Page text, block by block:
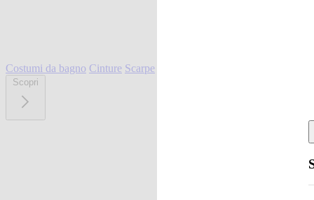
Costumi da bagno Cinture Scarpe
Scopri